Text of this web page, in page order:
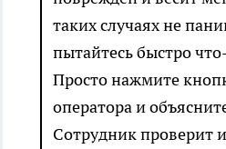
таких случаях не
пытайтесь быстро
Просто нажмите
оператора и
Сотрудник проверит